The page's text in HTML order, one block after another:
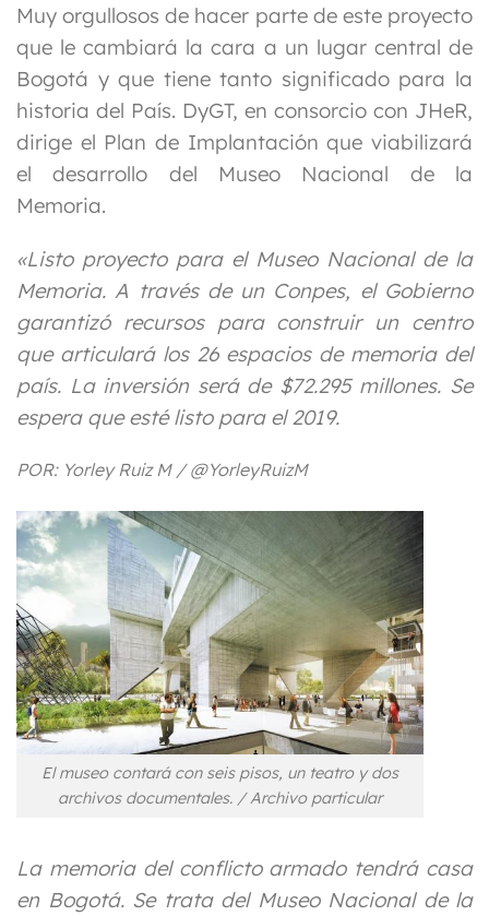
Muy orgullosos de hacer parte de este proyecto
que le cambiará la cara a un lugar central de
Bogotá y que tiene tanto significado para la
historia del País. DyGT, en consorcio con JHeR,
dirige el Plan de Implantación que viabilizará
el desarrollo del Museo Nacional de la
Memoria.
«Listo proyecto para el Museo Nacional de la
Memoria. A través de un Conpes, el Gobierno
garantizó recursos para construir un centro
que articulará los 26 espacios de memoria del
país. La inversión será de $72.295 millones. Se
espera que esté listo para el 2019.
POR: Yorley Ruiz M / @YorleyRuizM
El museo contará con seis pisos, un teatro y dos
archivos documentales. / Archivo particular
La memoria del conflicto armado tendrá casa
en Bogotá. Se trata del Museo Nacional de la